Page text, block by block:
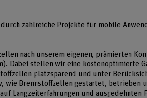
zahlreiche Projekte für mobile
nach unserem eigenen, prämierten
Dabei stellen wir eine kostenoptimierte
platzsparend und unter
wie Brennstoffzellen gestartet, betrieben
Langzeiterfahrungen und ausgedehnten